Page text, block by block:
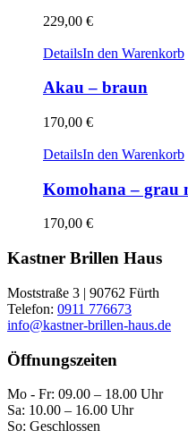
229,00 €
DetailsIn den Warenkorb
Akau – braun
170,00 €
DetailsIn den Warenkorb
Komohana – grau
170,00 €
Kastner Brillen Haus
Moststraße 3 | 90762 Fürth
Telefon: 0911 776673
info@kastner-brillen-haus.de
Öffnungszeiten
Mo - Fr: 09.00 – 18.00 Uhr
Sa: 10.00 – 16.00 Uhr
So: Geschlossen